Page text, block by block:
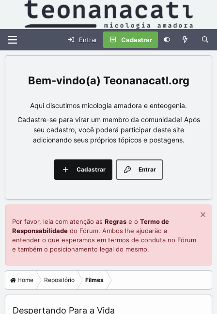
Entrar Cadastrar
Teonanacatl.org
Aqui discutimos micologia amadora e enteogenia.
Cadastre-se para virar um membro da comunidade! Após
seu cadastro, você poderá participar deste site
adicionando seus próprios tópicos e postagens.
Entrar
Cadastrar
Por favor, leia com atenção as Regras e o Termo de
Responsabilidade do Fórum. Ambos lhe ajudarão a
entender o que esperamos em termos de conduta no Fórum
e também o posicionamento legal do mesmo.
Home Repositório Filmes
Despertando Para a Vida